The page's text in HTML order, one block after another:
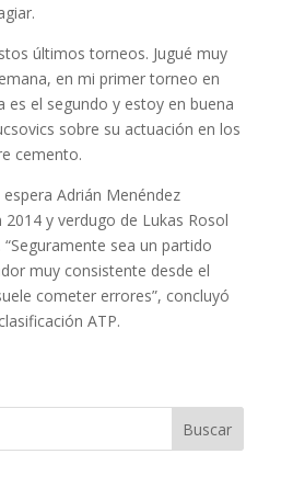
últimos torneos. Jugué muy
en mi primer torneo en
es el segundo y estoy en buena
sobre su actuación en los
cemento.
Adrián Menéndez
y verdugo de Lukas Rosol
sea un partido
muy consistente desde el
cometer errores”, concluyó
ATP.